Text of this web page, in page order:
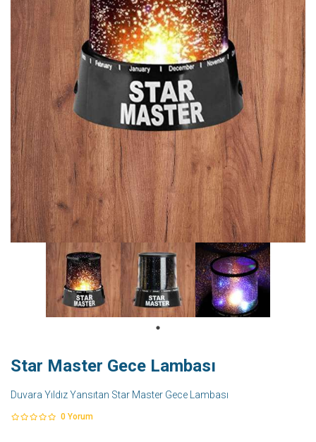
Star Master Gece Lambası
Duvara Yıldız Yansıtan Star Master Gece Lambası
0 Yorum